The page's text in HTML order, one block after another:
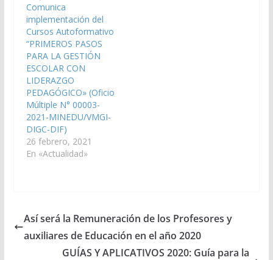
Comunica
implementación del
Cursos Autoformativo
“PRIMEROS PASOS
PARA LA GESTIÓN
ESCOLAR CON
LIDERAZGO
PEDAGÓGICO» (Oficio
Múltiple N° 00003-
2021-MINEDU/VMGI-
DIGC-DIF)
26 febrero, 2021
En «Actualidad»
Así será la Remuneración de los Profesores y
auxiliares de Educación en el año 2020
GUÍAS Y APLICATIVOS 2020: Guía para la